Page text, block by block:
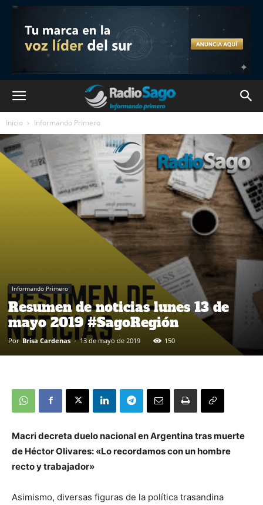
Inicio Informando Primero
Informando Primero
Resumen de noticias lunes 13 de
mayo 2019 #SagoRegión
Por Brisa Cardenas - 13 de mayo de 2019 150
Macri decreta duelo nacional en Argentina tras muerte
de Héctor Olivares: «Lo recordamos con un hombre
recto y trabajador»
Asimismo, diversas figuras de la política trasandina